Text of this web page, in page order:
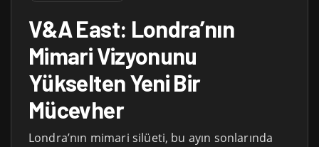
V&A East: Londra’nın
Mimari Vizyonunu
Yükselten Yeni Bir
Mücevher
Londra’nın mimari silüeti, bu ayın sonlarında